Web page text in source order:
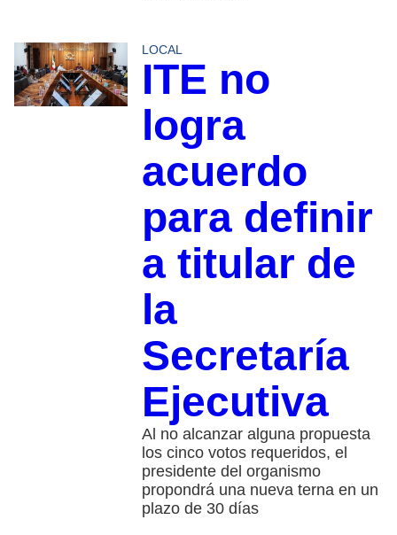
LOCAL
ITE no
logra
acuerdo
para definir
a titular de
la
Secretaría
Ejecutiva
Al no alcanzar alguna propuesta
los cinco votos requeridos, el
presidente del organismo
propondrá una nueva terna en un
plazo de 30 días